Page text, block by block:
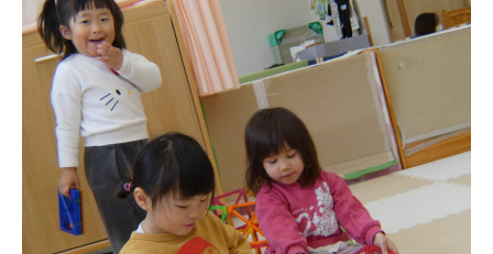
園児募集要項
教職員募集
園のこと
園舎案内
安⼼・安全対策